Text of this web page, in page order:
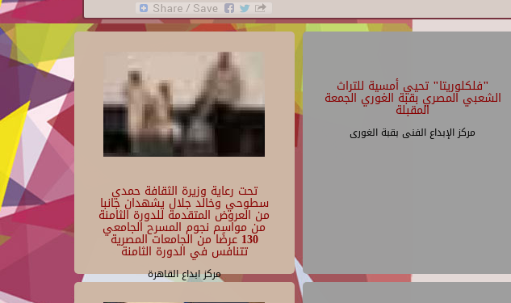
تحت رعاية وزيرة الثقافة حمدي
سطوحي وخالد جلال يشهدان جانبا
من العروض المتقدمة للدورة الثامنة
من مواسم نجوم المسرح الجامعي
130 عرضًا من الجامعات المصرية
تتنافس في الدورة الثامنة
مركز ابداع القاهرة
"فلكلوريتا" تحيي أمسية للتراث
الشعبي المصري بقبة الغوري الجمعة
المقبلة
مركز الإبداع الفنى بقبة الغورى